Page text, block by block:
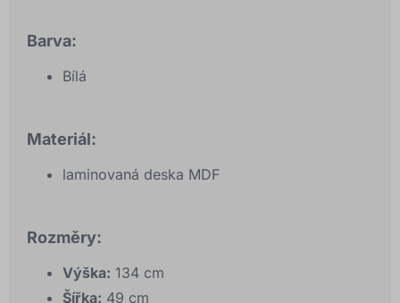
Barva:
Bílá
Materiál:
laminovaná deska MDF
Rozměry:
Výška: 134 cm
Šířka: 49 cm